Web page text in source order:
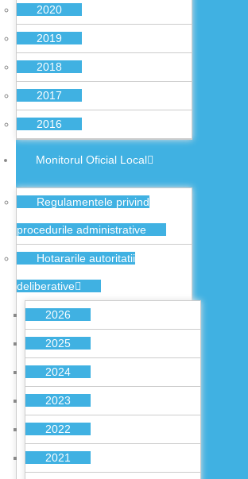
2020
2019
2018
2017
2016
Monitorul Oficial Local
Regulamentele privind
procedurile administrative
Hotararile autoritatii
deliberative
2026
2025
2024
2023
2022
2021